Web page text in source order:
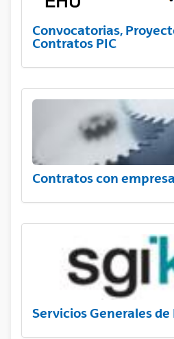
Convocatorias,
Contratos PIC
Contratos con
Servicios Generales